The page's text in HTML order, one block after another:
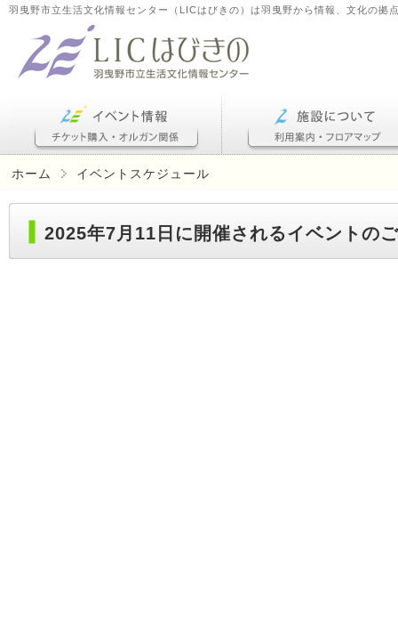
羽曳野市立生活文化情報センター（LICはびきの）は羽曳野から情報、文化の拠
ホーム イベントスケジュール
2025年7月11日に開催されるイベントの